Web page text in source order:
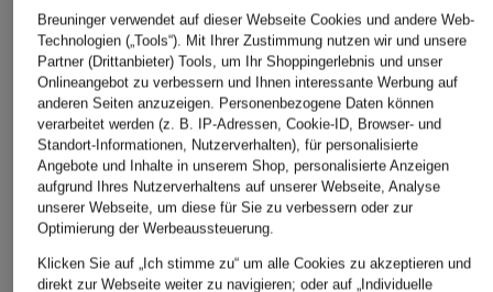
Daunenparka NEW
FIRTH
CHF 389
Ursprünglich:CHF 550
Daunenjacke BEAKER
mit Kunstpelz
CHF 439
Ursprünglich: CHF 825
CHF 499
Ursprünglich:
ÄHNLICHE ARTIKEL ENTDECKEN
Breuninger verwendet auf dieser Webseite Cookies und andere Web-
Technologien („Tools“). Mit Ihrer Zustimmung nutzen wir und unsere
Partner (Drittanbieter) Tools, um Ihr Shoppingerlebnis und unser
Onlineangebot zu verbessern und Ihnen interessante Werbung auf
anderen Seiten anzuzeigen. Personenbezogene Daten können
verarbeitet werden (z. B. IP-Adressen, Cookie-ID, Browser- und
Standort-Informationen, Nutzerverhalten), für personalisierte
Angebote und Inhalte in unserem Shop, personalisierte Anzeigen
aufgrund Ihres Nutzerverhaltens auf unserer Webseite, Analyse
unserer Webseite, um diese für Sie zu verbessern oder zur
Optimierung der Werbeaussteuerung.
Klicken Sie auf „Ich stimme zu“ um alle Cookies zu akzeptieren und
direkt zur Webseite weiter zu navigieren; oder auf „Individuelle